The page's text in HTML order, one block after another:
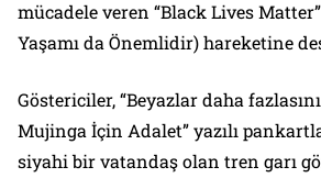
mücadele veren “Black Lives
Yaşamı da Önemlidir) hareketine
Göstericiler, “Beyazlar daha
Mujinga İçin Adalet” yazılı
siyahi bir vatandaş olan tren garı